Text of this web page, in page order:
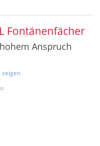
Fontänenfächer
Anspruch
zeigen